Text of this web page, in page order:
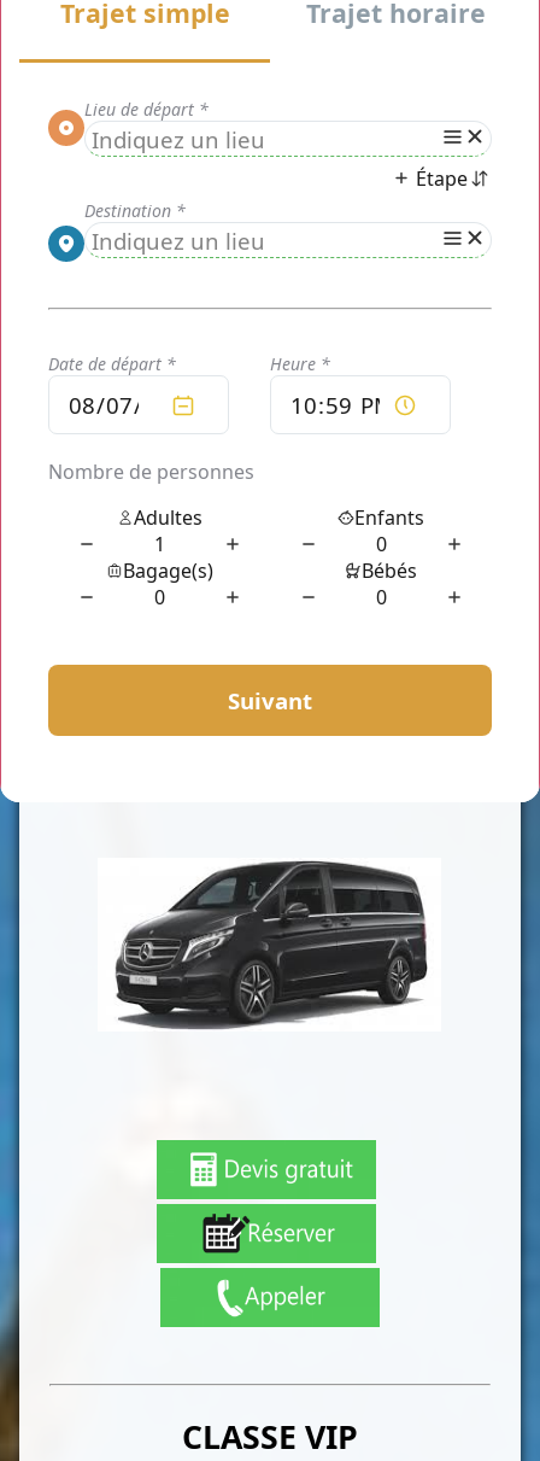
CLASSE AFFAIRE
CLASSE VAN
CLASSE VIP